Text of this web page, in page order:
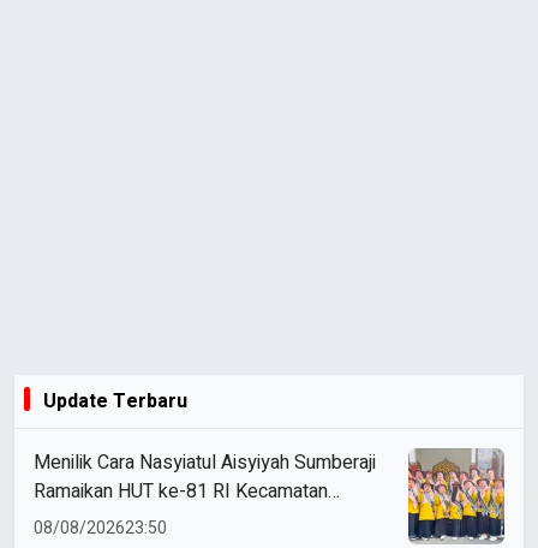
Update Terbaru
Menilik Cara Nasyiatul Aisyiyah Sumberaji
Ramaikan HUT ke-81 RI Kecamatan
Sukodadi
08/08/202623:50